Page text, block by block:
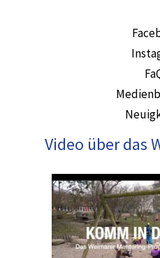
Video über das